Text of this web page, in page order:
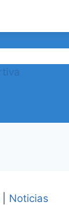
Noticias